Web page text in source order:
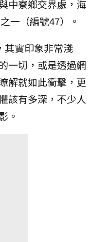
中寮鄉交界處，海
一（編號47）。
其實印象非常淺
一切，或是透過網
解就如此衝擊，更
該有多深，不少人
。